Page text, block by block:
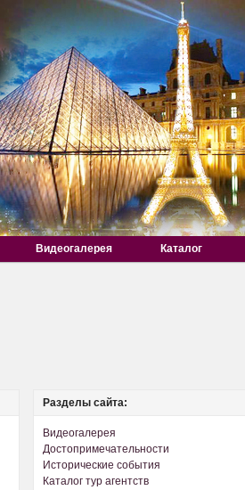
Видеогалерея Каталог
Разделы сайта:
Видеогалерея
Достопримечательности
Исторические события
Каталог тур агентств